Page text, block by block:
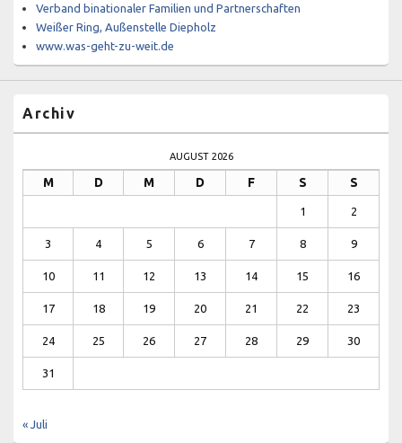
Verband binationaler Familien und Partnerschaften
Weißer Ring, Außenstelle Diepholz
www.was-geht-zu-weit.de
Archiv
AUGUST 2026
M D M D F S S
1 2
3 4 5 6 7 8 9
10 11 12 13 14 15 16
17 18 19 20 21 22 23
24 25 26 27 28 29 30
31
« Juli